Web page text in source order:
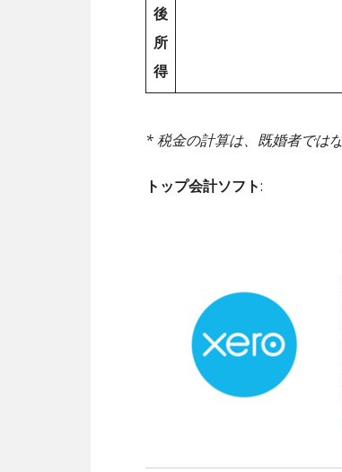
後
所
得
* 税金の計算は、既婚者では
トップ会計ソフト: